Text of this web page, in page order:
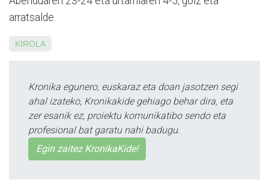
arratsalde.
KIROLA
Kronika egunero, euskaraz eta doan jasotzen segi
ahal izateko, Kronikakide gehiago behar dira, eta
zer esanik ez, proiektu komunikatibo sendo eta
profesional bat garatu nahi badugu.
Egin zaitez KronikaKide!